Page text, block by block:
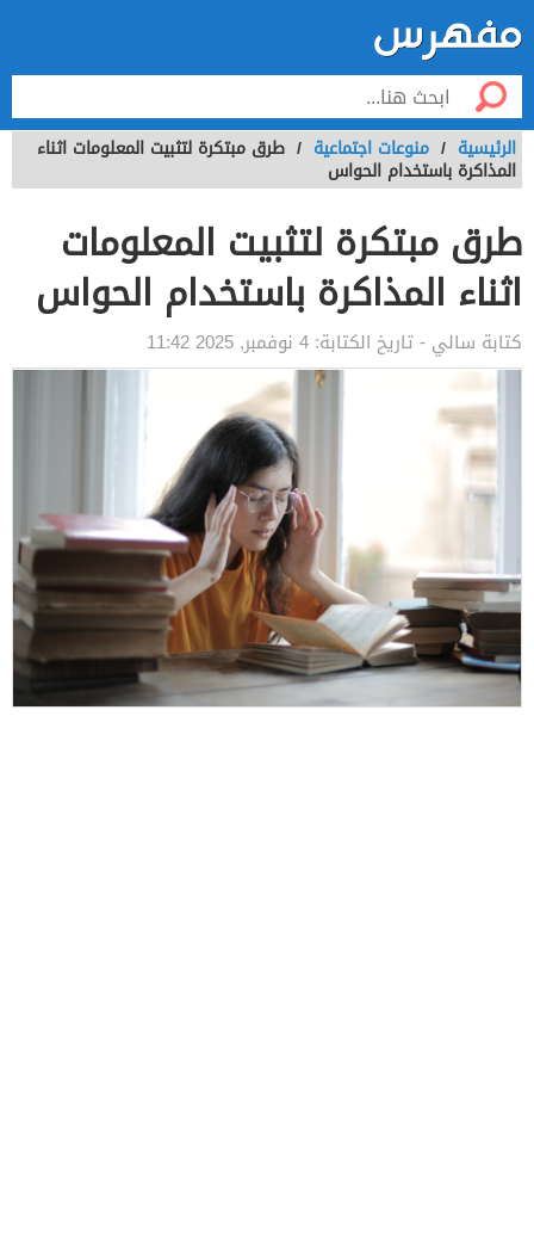
الرئيسية / منوعات اجتماعية / طرق مبتكرة لتثبيت المعلومات اثناء
المذاكرة باستخدام الحواس
طرق مبتكرة لتثبيت المعلومات
اثناء المذاكرة باستخدام الحواس
كتابة سالي - تاريخ الكتابة: 4 نوفمبر, 2025 11:42